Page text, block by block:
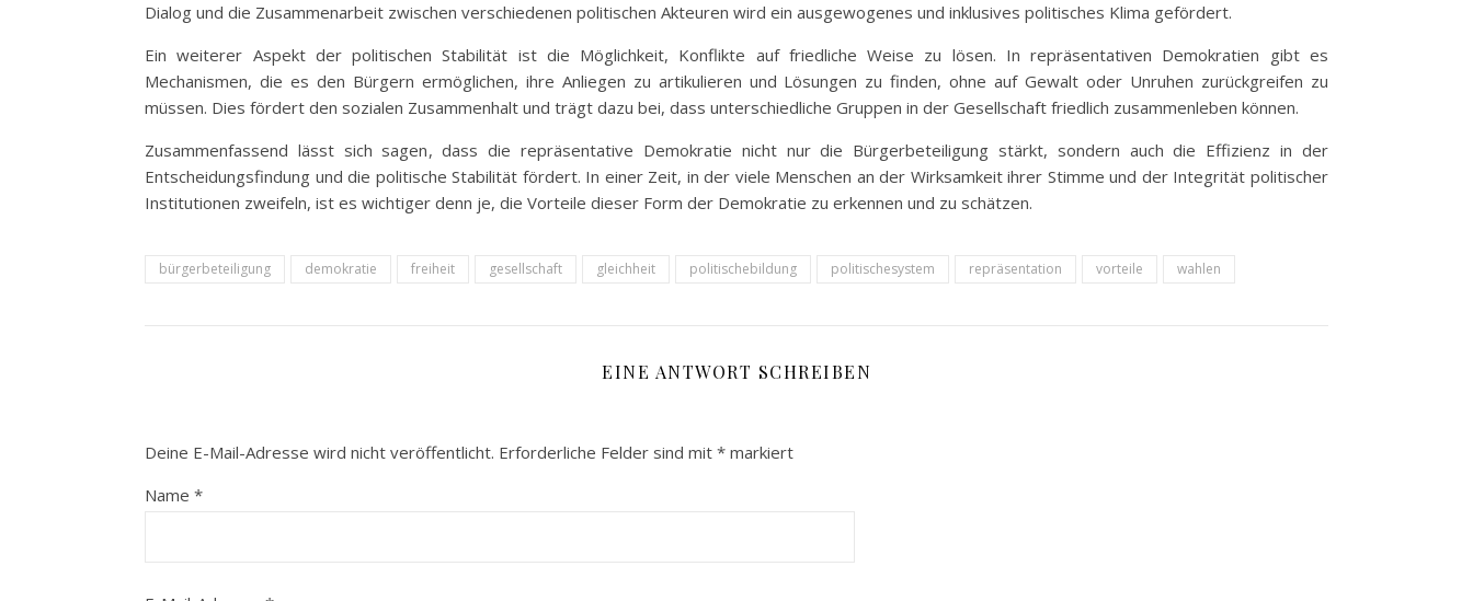
Dialog und die Zusammenarbeit zwischen verschiedenen politischen Akteuren wird ein ausgewogenes und inklusives politisches Klima gefördert.
Ein weiterer Aspekt der politischen Stabilität ist die Möglichkeit, Konflikte auf friedliche Weise zu lösen. In repräsentativen Demokratien gibt es
Mechanismen, die es den Bürgern ermöglichen, ihre Anliegen zu artikulieren und Lösungen zu finden, ohne auf Gewalt oder Unruhen zurückgreifen zu
müssen. Dies fördert den sozialen Zusammenhalt und trägt dazu bei, dass unterschiedliche Gruppen in der Gesellschaft friedlich zusammenleben können.
Zusammenfassend lässt sich sagen, dass die repräsentative Demokratie nicht nur die Bürgerbeteiligung stärkt, sondern auch die Effizienz in der
Entscheidungsfindung und die politische Stabilität fördert. In einer Zeit, in der viele Menschen an der Wirksamkeit ihrer Stimme und der Integrität politischer
Institutionen zweifeln, ist es wichtiger denn je, die Vorteile dieser Form der Demokratie zu erkennen und zu schätzen.
bürgerbeteiligung demokratie freiheit gesellschaft gleichheit politischebildung politischesystem repräsentation vorteile wahlen
EINE ANTWORT SCHREIBEN
Deine E-Mail-Adresse wird nicht veröffentlicht. Erforderliche Felder sind mit * markiert
Name *